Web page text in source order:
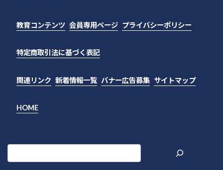
教育コンテンツ 会員専用ページ プライバシーポリシー
特定商取引法に基づく表記
関連リンク 新着情報一覧 バナー広告募集 サイトマップ
HOME